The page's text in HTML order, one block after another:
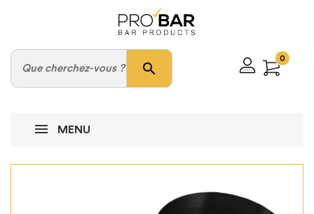
search
0
MENU